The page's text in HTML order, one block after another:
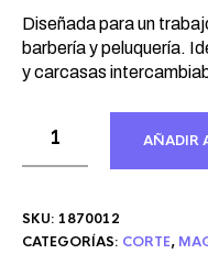
Diseñada para un
barbería y peluquería.
y carcasas
AÑADIR
SKU: 1870012
CATEGORÍAS: CORTE,